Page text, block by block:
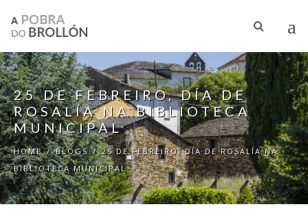
25 DE FEBREIRO, DÍA DE
ROSALÍA NA BIBLIOTECA
MUNICIPAL
HOME / BLOGS / 25 DE FEBREIRO, DÍA DE ROSALÍA NA
BIBLIOTECA MUNICIPAL